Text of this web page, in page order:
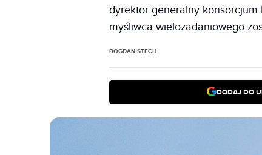
dyrektor generalny konsorcjum
myśliwca wielozadaniowego
BOGDAN STECH
DODAJ DO